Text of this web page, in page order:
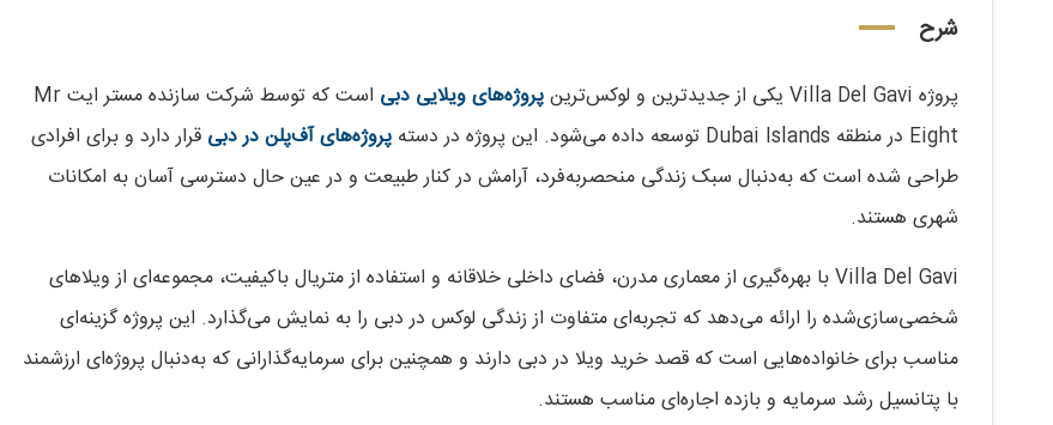
شرح
پروژه Villa Del Gavi یکی از جدیدترین و لوکس‌ترین پروژه‌های ویلایی دبی
است که توسط شرکت سازنده مستر ایت Mr
Eight در منطقه Dubai Islands توسعه داده می‌شود. این پروژه در دسته
پروژه‌های آف‌پلن در دبی قرار دارد و برای افرادی
طراحی شده است که به‌دنبال سبک زندگی منحصربه‌فرد، آرامش در کنار طبیعت و در عین حال دسترسی آسان به امکانات
شهری هستند.
Villa Del Gavi با بهره‌گیری از معماری مدرن، فضای داخلی خلاقانه و استفاده از متریال باکیفیت، مجموعه‌ای از ویلاهای
شخصی‌سازی‌شده را ارائه می‌دهد که تجربه‌ای متفاوت از زندگی لوکس در دبی را به نمایش می‌گذارد. این پروژه گزینه‌ای
مناسب برای خانواده‌هایی است که قصد خرید ویلا در دبی دارند و همچنین برای سرمایه‌گذارانی که به‌دنبال پروژه‌ای ارزشمند
با پتانسیل رشد سرمایه و بازده اجاره‌ای مناسب هستند.